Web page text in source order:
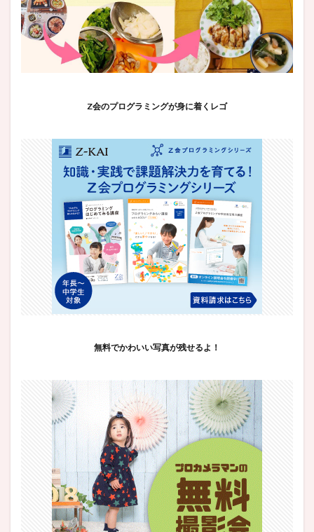
Z会のプログラミングが身に着くレゴ
無料でかわいい写真が残せるよ！